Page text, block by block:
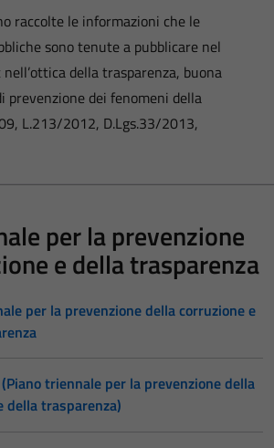
raccolte le informazioni che le
sono tenute a pubblicare nel
della trasparenza, buona
prevenzione dei fenomeni della
L.213/2012, D.Lgs.33/2013,
per la prevenzione
e della trasparenza
per la prevenzione della corruzione e
triennale per la prevenzione della
della trasparenza)